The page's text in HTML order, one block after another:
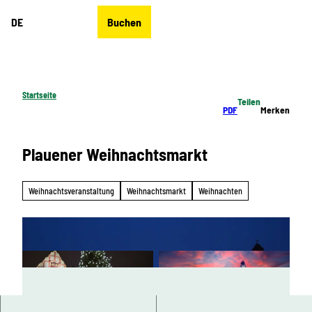
DE Buchen
Startseite
PDF
Teilen
Merken
Plauener Weihnachtsmarkt
Weihnachtsveranstaltung Weihnachtsmarkt Weihnachten